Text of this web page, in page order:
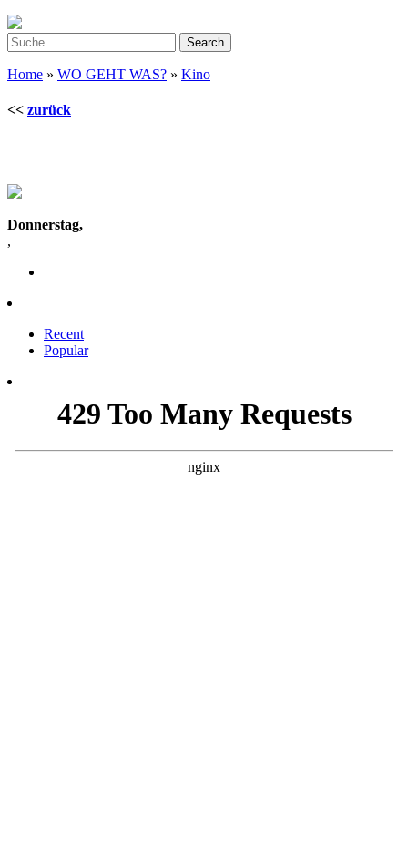
Home » WO GEHT WAS? » Kino
<< zurück
Donnerstag,
,
Recent
Popular